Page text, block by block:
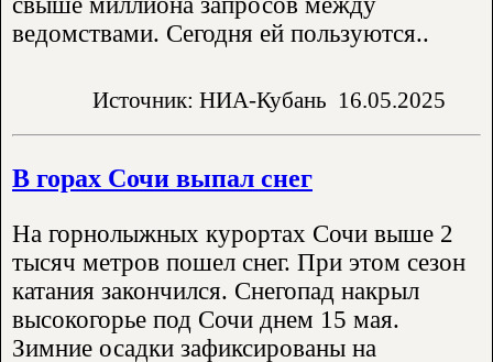
ведомствами. Сегодня ей пользуются..
Источник: НИА-Кубань 16.05.2025
В горах Сочи выпал снег
На горнолыжных курортах Сочи выше 2
тысяч метров пошел снег. При этом сезон
катания закончился. Снегопад накрыл
высокогорье под Сочи днем 15 мая.
Зимние осадки зафиксированы на